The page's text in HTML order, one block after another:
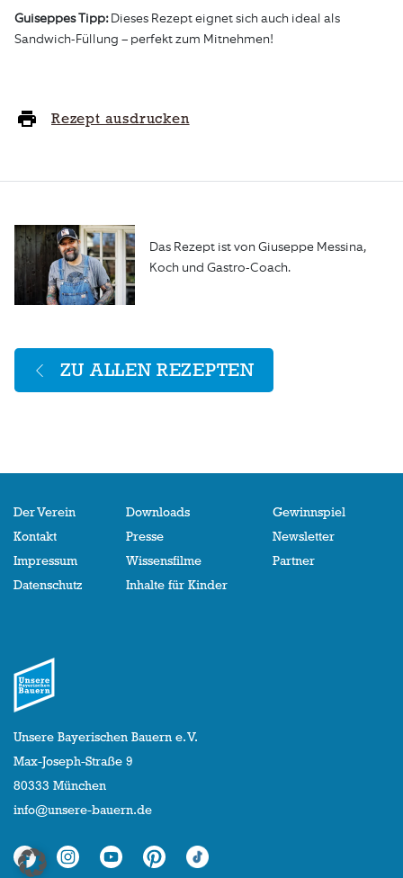
Guiseppes Tipp:Dieses Rezept eignet sich auch ideal als
Sandwich-Füllung – perfekt zum Mitnehmen!
Rezept ausdrucken
Das Rezept ist von Giuseppe Messina,
Koch und Gastro-Coach.
ZU ALLEN REZEPTEN
Der Verein
Kontakt
Impressum
Datenschutz
Downloads
Presse
Wissensfilme
Inhalte für Kinder
Gewinnspiel
Newsletter
Partner
Unsere Bayerischen Bauern e. V.
Max-Joseph-Straße 9
80333 München
info@unsere-bauern.de